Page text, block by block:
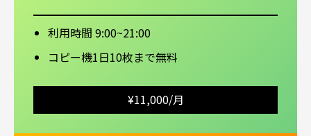
利用時間 9:00~21:00
コピー機1日10枚まで無料
¥11,000/月